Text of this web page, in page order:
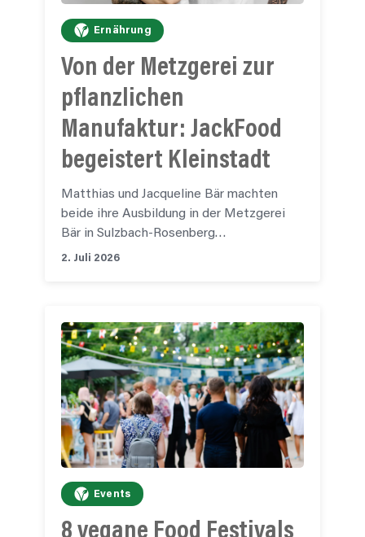
Ernährung
Von der Metzgerei zur
pflanzlichen
Manufaktur: JackFood
begeistert Kleinstadt
Matthias und Jacqueline Bär machten
beide ihre Ausbildung in der Metzgerei
Bär in Sulzbach-Rosenberg…
2. Juli 2026
Events